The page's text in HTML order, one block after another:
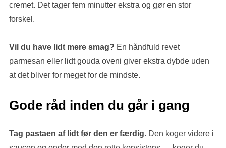
cremet. Det tager fem minutter ekstra og gør en stor
forskel.
Vil du have lidt mere smag? En håndfuld revet
parmesan eller lidt gouda oveni giver ekstra dybde uden
at det bliver for meget for de mindste.
Gode råd inden du går i gang
Tag pastaen af lidt før den er færdig. Den koger videre i